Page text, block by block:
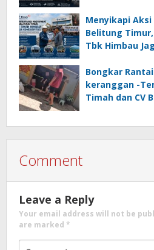
Menyikapi
Belitung Timur,
Tbk Himbau
Bongkar
keranggan -
Timah dan CV
Comment
Leave a Reply
Your email address will not be
are marked *